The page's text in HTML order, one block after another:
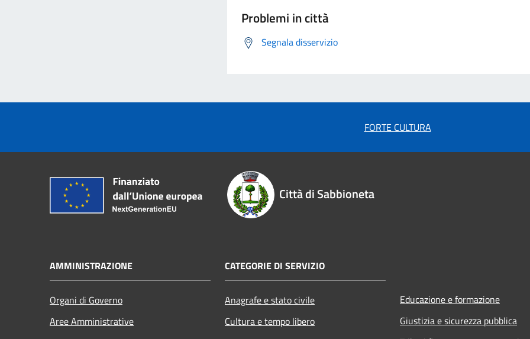
Problemi in città
Segnala disservizio
FORTE CULTURA
Città di Sabbioneta
AMMINISTRAZIONE
Organi di Governo
Aree Amministrative
CATEGORIE DI SERVIZIO
Anagrafe e stato civile
Cultura e tempo libero
Educazione e formazione
Giustizia e sicurezza pubblica